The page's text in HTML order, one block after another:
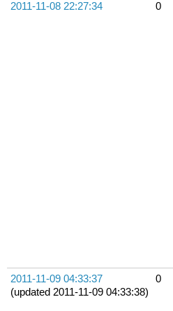
2011-11-08 22:27:34 0
2011-11-09 04:33:37
(updated 2011-11-09 04:33:38)
0